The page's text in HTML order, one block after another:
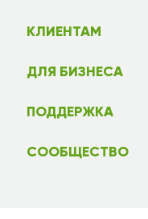
КЛИЕНТАМ
ДЛЯ БИЗНЕСА
ПОДДЕРЖКА
СООБЩЕСТВО